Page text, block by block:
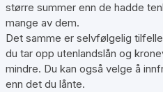
større summer enn de hadde
mange av dem.
Det samme er selvfølgelig
du tar opp utenlandslån og
mindre. Du kan også velge å
enn det du lånte.